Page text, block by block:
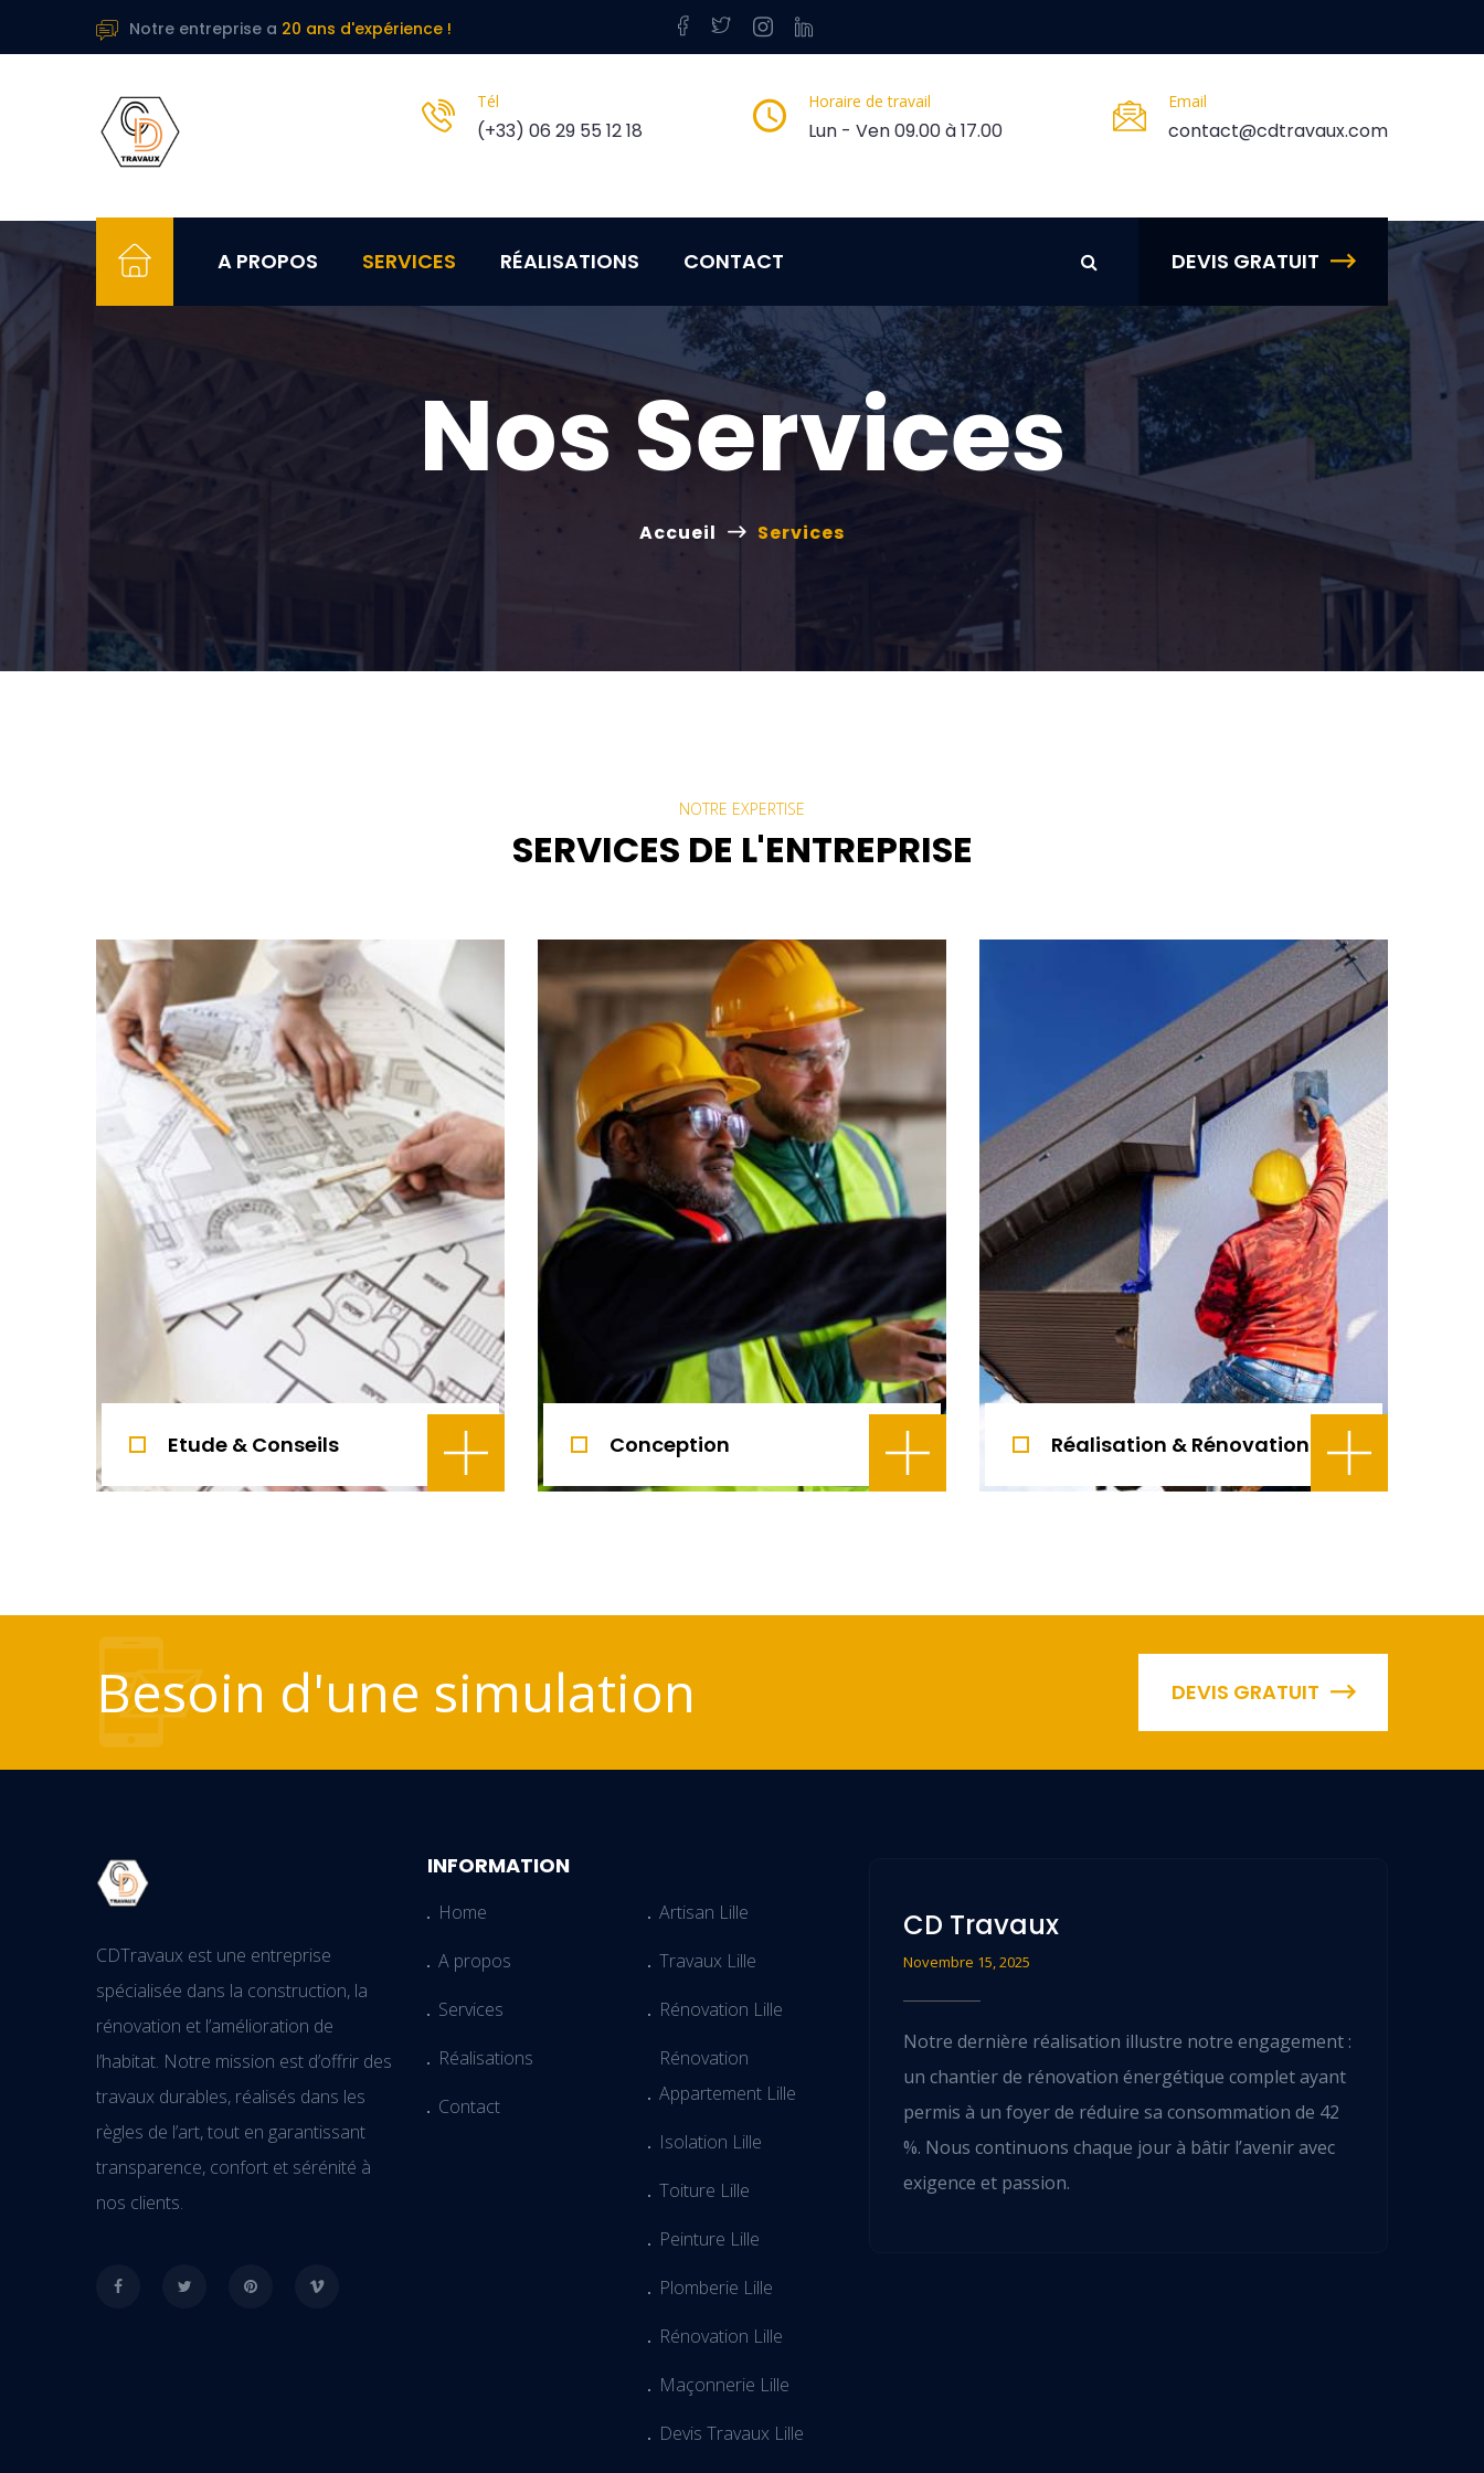
Notre entreprise a 20 ans d'expérience !
Tél
(+33) 06 29 55 12 18
Horaire de travail
Lun - Ven 09.00 à 17.00
Email
contact@cdtravaux.com
A PROPOS SERVICES RÉALISATIONS CONTACT DEVIS GRATUIT
Nos Services
Accueil Services
NOTRE EXPERTISE
SERVICES DE L'ENTREPRISE
Etude & Conseils Conception Réalisation & Rénovation
Besoin d'une simulation DEVIS GRATUIT
CDTravaux est une entreprise
spécialisée dans la construction, la
rénovation et l’amélioration de
l’habitat. Notre mission est d’offrir des
travaux durables, réalisés dans les
règles de l’art, tout en garantissant
transparence, confort et sérénité à
nos clients.
INFORMATION
Home
A propos
Services
Réalisations
Contact
Artisan Lille
Travaux Lille
Rénovation Lille
Rénovation
Appartement Lille
Isolation Lille
Toiture Lille
Peinture Lille
Plomberie Lille
Rénovation Lille
Maçonnerie Lille
Devis Travaux Lille
CD Travaux
Novembre 15, 2025
Notre dernière réalisation illustre notre engagement :
un chantier de rénovation énergétique complet ayant
permis à un foyer de réduire sa consommation de 42
%. Nous continuons chaque jour à bâtir l’avenir avec
exigence et passion.